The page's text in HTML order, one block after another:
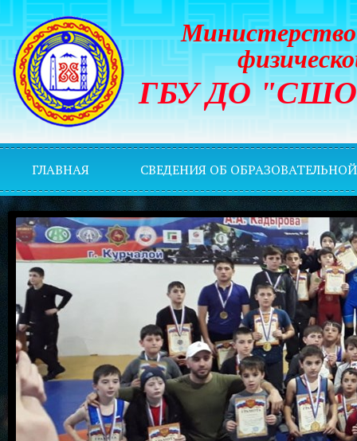
Министерство
ГБУ ДО "СШОР
ГЛАВНАЯ СВЕДЕНИЯ ОБ